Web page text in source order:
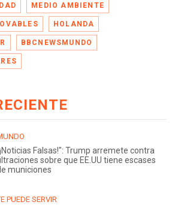
MEDIO AMBIENTE
HOLANDA
BBCNEWSMUNDO
Falsas!": Trump arremete contra
sobre que EE.UU tiene escases
municiones
PUEDE SERVIR